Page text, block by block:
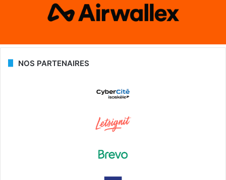
NOS PARTENAIRES